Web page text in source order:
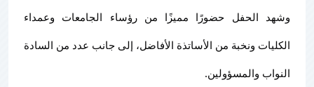
وشهد الحفل حضورًا مميزًا من رؤساء الجامعات وعمداء
الكليات ونخبة من الأساتذة الأفاضل، إلى جانب عدد من السادة
النواب والمسؤولين.